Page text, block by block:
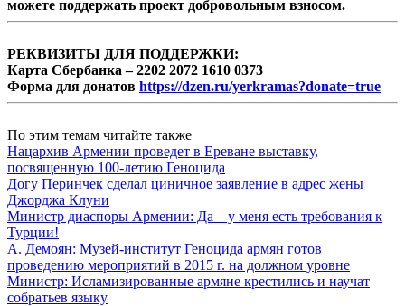
можете поддержать проект добровольным взносом.
РЕКВИЗИТЫ ДЛЯ ПОДДЕРЖКИ:
Карта Сбербанка – 2202 2072 1610 0373
Форма для донатов https://dzen.ru/yerkramas?donate=true
По этим темам читайте также
Нацархив Армении проведет в Ереване выставку,
посвященную 100-летию Геноцида
Догу Перинчек сделал циничное заявление в адрес жены
Джорджа Клуни
Министр диаспоры Армении: Да – у меня есть требования к
Турции!
А. Демоян: Музей-институт Геноцида армян готов
проведению мероприятий в 2015 г. на должном уровне
Министр: Исламизированные армяне крестились и научат
собратьев языку